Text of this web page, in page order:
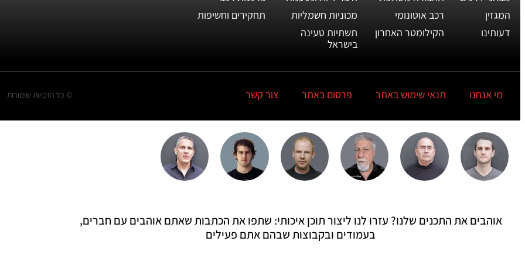
המגזין
דעותינו
רכב אוטונומי
הקילומטר האחרון
מכוניות חשמליות
תשתיות טעינה
בישראל
תחקירים וחשיפות
מי אנחנו תנאי שימוש באתר פרסום באתר צור קשר © כל הזכויות שומורות
אוהבים את התכנים שלנו? עזרו לנו ליצור תוכן איכותי: שתפו את הכתבות שאתם אוהבים עם חברים,
בעמודים ובקבוצות שבהם אתם פעילים